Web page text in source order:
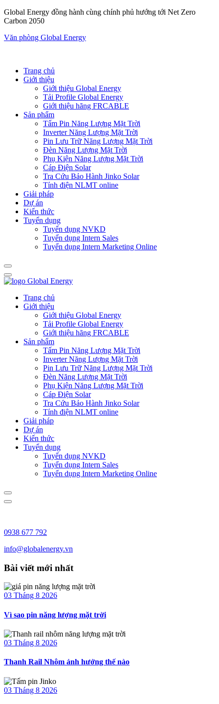
Global Energy đồng hành cùng chính phủ hướng tới Net Zero
Carbon 2050
Văn phòng Global Energy
Trang chủ
Giới thiệu
Giới thiệu Global Energy
Tải Profile Global Energy
Giới thiệu hãng FRCABLE
Sản phẩm
Tấm Pin Năng Lượng Mặt Trời
Inverter Năng Lượng Mặt Trời
Pin Lưu Trữ Năng Lượng Mặt Trời
Đèn Năng Lượng Mặt Trời
Phụ Kiện Năng Lượng Mặt Trời
Cáp Điện Solar
Tra Cứu Bảo Hành Jinko Solar
Tính điện NLMT online
Giải pháp
Dự án
Kiến thức
Tuyển dụng
Tuyển dụng NVKD
Tuyển dụng Intern Sales
Tuyển dụng Intern Marketing Online
Trang chủ
Giới thiệu
Giới thiệu Global Energy
Tải Profile Global Energy
Giới thiệu hãng FRCABLE
Sản phẩm
Tấm Pin Năng Lượng Mặt Trời
Inverter Năng Lượng Mặt Trời
Pin Lưu Trữ Năng Lượng Mặt Trời
Đèn Năng Lượng Mặt Trời
Phụ Kiện Năng Lượng Mặt Trời
Cáp Điện Solar
Tra Cứu Bảo Hành Jinko Solar
Tính điện NLMT online
Giải pháp
Dự án
Kiến thức
Tuyển dụng
Tuyển dụng NVKD
Tuyển dụng Intern Sales
Tuyển dụng Intern Marketing Online
0938 677 792
info@globalenergy.vn
Bài viết mới nhất
03 Tháng 8 2026
Vì sao pin năng lượng mặt trời
03 Tháng 8 2026
Thanh Rail Nhôm ảnh hưởng thế nào
03 Tháng 8 2026